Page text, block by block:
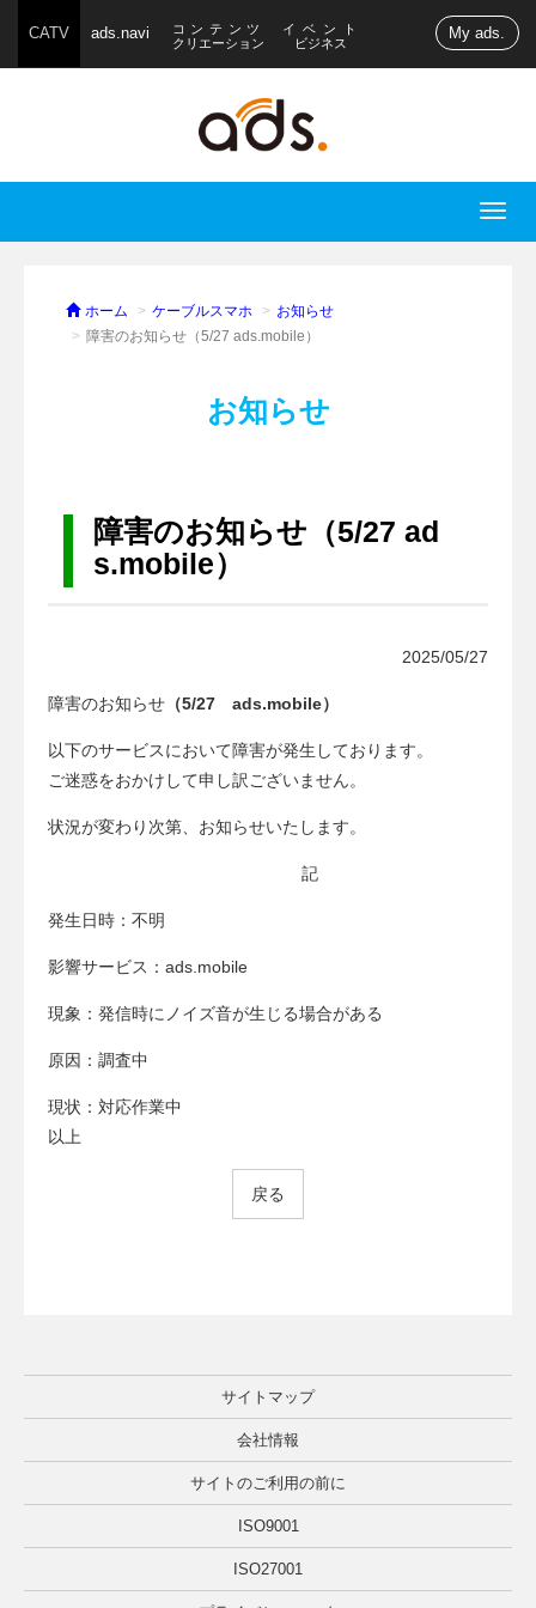
CATV ads.navi
コンテンツ
クリエーション
イベント
ビジネス
My ads.
T
o
ホーム ケーブルスマホ
お知らせ
障害のお知らせ（5/27 ads.mobile）
お知らせ
障害のお知らせ（5/27 ad
s.mobile）
2025/05/27
障害のお知らせ （5/27 ads.mobile）
以下のサービスにおいて障害が発生しております。
ご迷惑をおかけして申し訳ございません。
状況が変わり次第、お知らせいたします。
記
発生日時：不明
影響サービス：ads.mobile
現象：発信時にノイズ音が生じる場合がある
原因：調査中
現状：対応作業中
以上
戻る
サイトマップ
会社情報
サイトのご利用の前に
ISO9001
ISO27001